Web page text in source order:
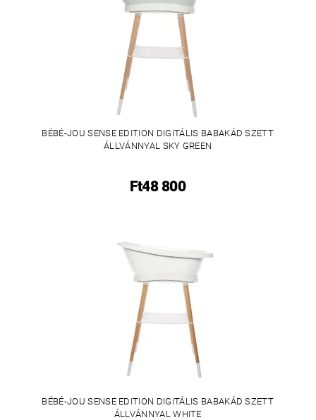
BÉBÉ-JOU SENSE EDITION DIGITÁLIS BABAKÁD SZETT
ÁLLVÁNNYAL SKY GREEN
Ft48 800
BÉBÉ-JOU SENSE EDITION DIGITÁLIS BABAKÁD SZETT
ÁLLVÁNNYAL WHITE